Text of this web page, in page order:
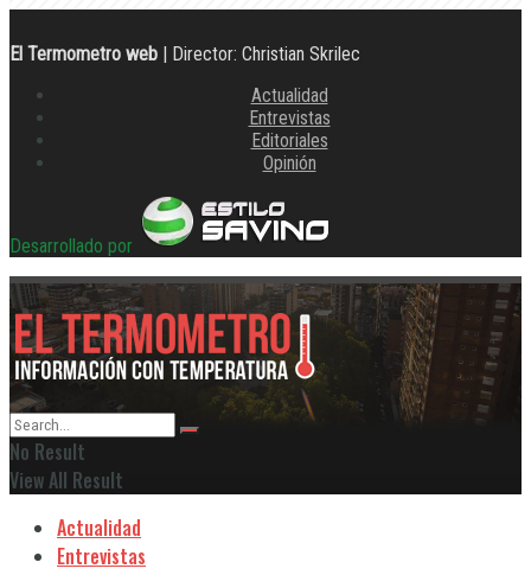
El Termometro web | Director: Christian Skrilec
Actualidad
Entrevistas
Editoriales
Opinión
Desarrollado por
No Result
View All Result
Actualidad
Entrevistas